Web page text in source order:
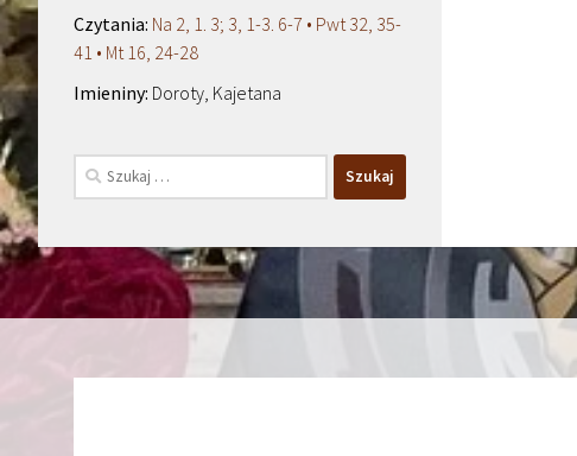
Na 2, 1. 3; 3, 1-3. 6-7 • Pwt 32, 35-
41 • Mt 16, 24-28
Doroty, Kajetana
Szukaj: